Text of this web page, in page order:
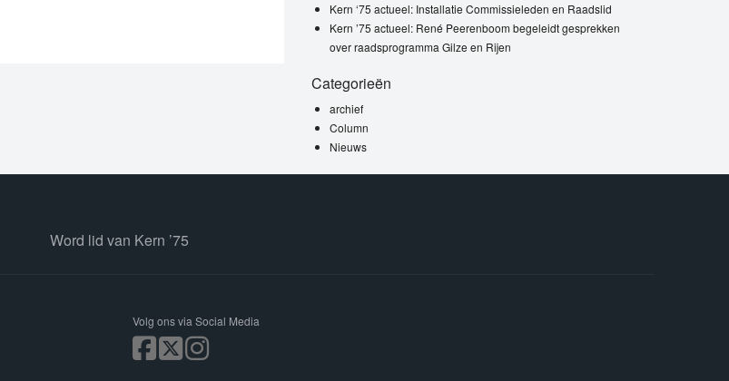
Kern ‘75 actueel: Installatie Commissieleden en Raadslid
Kern ’75 actueel: René Peerenboom begeleidt gesprekken
over raadsprogramma Gilze en Rijen
Categorieën
archief
Column
Nieuws
Word lid van Kern ’75
Volg ons via Social Media